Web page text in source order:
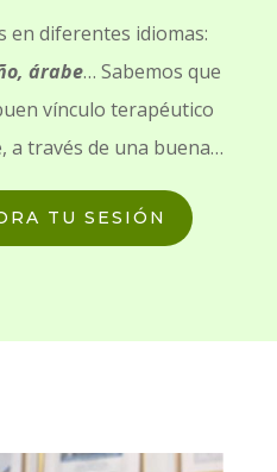
en diferentes idiomas:
árabe… Sabemos que
vínculo terapéutico
a través de una buena…
TU SESIÓN